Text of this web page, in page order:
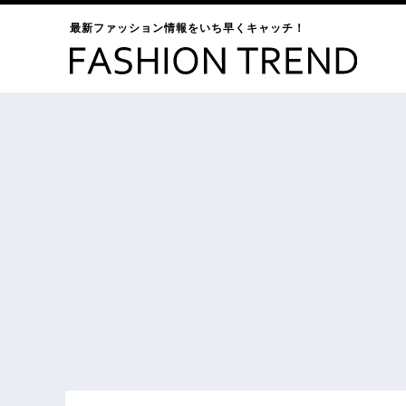
最新ファッション情報をいち早くキャッチ！